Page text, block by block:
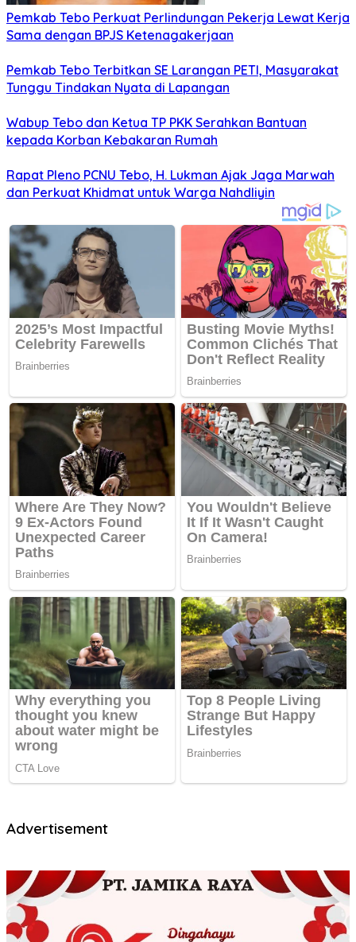
Pemkab Tebo Perkuat Perlindungan Pekerja Lewat Kerja
Sama dengan BPJS Ketenagakerjaan
Pemkab Tebo Terbitkan SE Larangan PETI, Masyarakat
Tunggu Tindakan Nyata di Lapangan
Wabup Tebo dan Ketua TP PKK Serahkan Bantuan
kepada Korban Kebakaran Rumah
Rapat Pleno PCNU Tebo, H. Lukman Ajak Jaga Marwah
dan Perkuat Khidmat untuk Warga Nahdliyin
Advertisement